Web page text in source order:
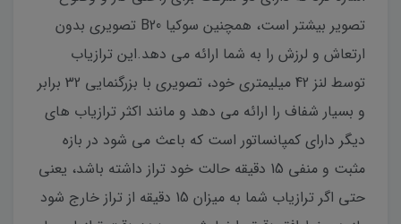
تصویر بیشتر است، همچنین سوکیا B20 تصویری بدون
ارتعاش و لرزش را به شما ارائه می دهد.این ترازیاب
توسط لنز 42 میلیمتری خود، تصویری با بزرگنمایی 32 برابر
و بسیار شفاف را ارائه می دهد و مانند اکثر ترازیاب های
دیگر دارای کمپانساتور است که باعث می شود در بازه
مثبت و منفی 15 دقیقه حالت خود تراز داشته باشد، یعنی
حتی اگر ترازیاب شما به میزان 15 دقیقه از تراز خارج شود